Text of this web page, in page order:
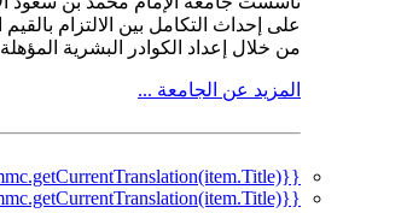
على إحداث التكامل بين الالتزام
من خلال إعداد الكوادر البشرية
المزيد عن الجامعة ...
{{mmc.getCurrentTranslation(item.Title)}}
{{mmc.getCurrentTranslation(item.Title)}}